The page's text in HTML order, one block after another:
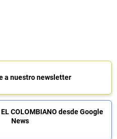
a nuestro newsletter
COLOMBIANO desde Google
News